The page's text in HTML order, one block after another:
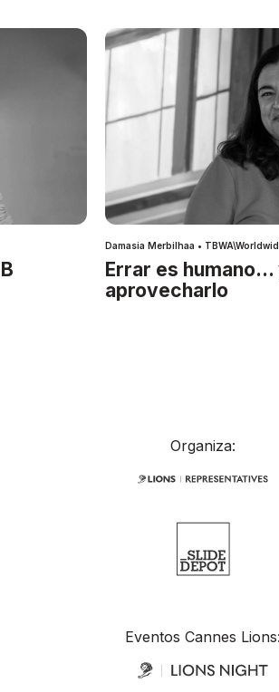
Damasia Merbilhaa •
Errar es humano…
aprovecharlo
Organiza:
Eventos Cannes Lions: